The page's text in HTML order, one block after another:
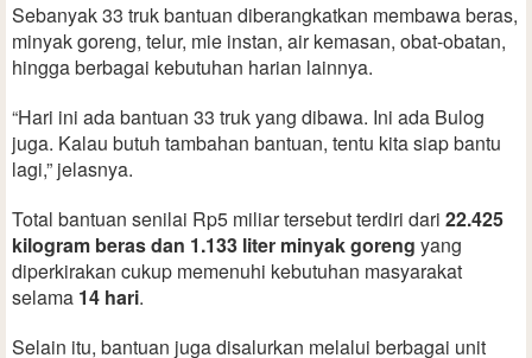
Sebanyak 33 truk bantuan diberangkatkan membawa beras,
minyak goreng, telur, mie instan, air kemasan, obat-obatan,
hingga berbagai kebutuhan harian lainnya.
“Hari ini ada bantuan 33 truk yang dibawa. Ini ada Bulog
juga. Kalau butuh tambahan bantuan, tentu kita siap bantu
lagi,” jelasnya.
Total bantuan senilai Rp5 miliar tersebut terdiri dari 22.425
kilogram beras dan 1.133 liter minyak goreng yang
diperkirakan cukup memenuhi kebutuhan masyarakat
selama 14 hari.
Selain itu, bantuan juga disalurkan melalui berbagai unit